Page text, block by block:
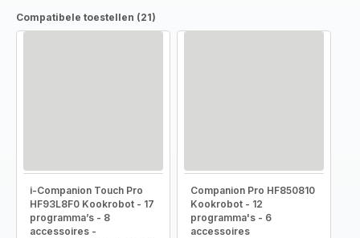
Compatibele toestellen (21)
i-Companion Touch Pro
HF93L8F0 Kookrobot - 17
programma’s - 8
accessoires -
Companion Pro HF850810
Kookrobot - 12
programma's - 6
accessoires